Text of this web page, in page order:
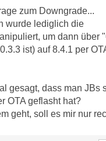
zum Downgrade...
wurde lediglich die
um dann über
ist) auf 8.4.1 per
gesagt, dass man JBs
OTA geflasht hat?
geht, soll es mir nur